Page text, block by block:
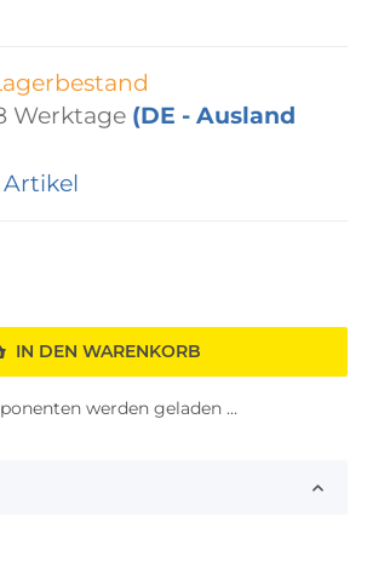
Werktage (DE - Ausland
IN DEN WARENKORB
werden geladen ...